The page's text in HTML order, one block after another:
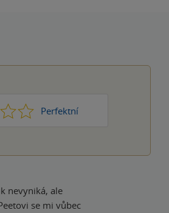
Perfektní
nevyniká, ale
se mi vůbec